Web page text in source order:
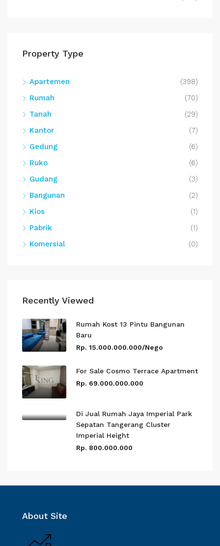
Property Type
Apartemen
(398)
Rumah
(70)
Tanah
(29)
Kantor
(7)
Gedung
(6)
Ruko
(6)
Gudang
(3)
Bangunan
(2)
Kios
(1)
Pabrik
(1)
Komersial
(0)
Recently Viewed
Rumah Kost 13 Pintu Bangunan
Baru
Rp. 15.000.000.000/Nego
For Sale Cosmo Terrace Apartment
Rp. 69.000.000.000
Di Jual Rumah Jaya Imperial Park
Sepatan Tangerang Cluster
Imperial Height
Rp. 800.000.000
About Site